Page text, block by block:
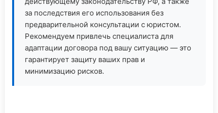
за последствия его использования без
предварительной консультации с юристом.
Рекомендуем привлечь специалиста для
адаптации договора под вашу ситуацию — это
гарантирует защиту ваших прав и
минимизацию рисков.